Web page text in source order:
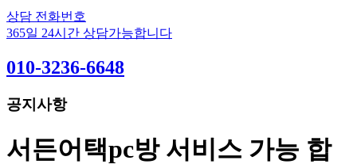
상담 전화번호
365일 24시간 상담가능합니다
010-3236-6648
공지사항
서든어택pc방 서비스 가능 합